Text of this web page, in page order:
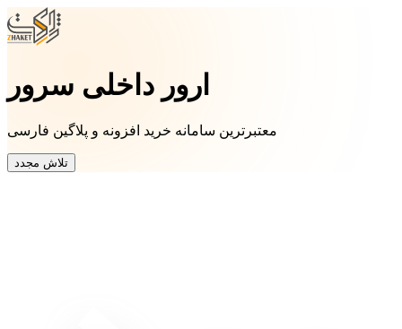
ارور داخلی سرور
معتبرترین سامانه خرید افزونه و پلاگین فارسی
تلاش مجدد